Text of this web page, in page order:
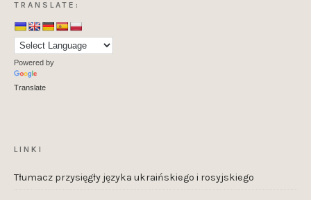
TRANSLATE:
Powered by
Translate
LINKI
Tłumacz przysięgły języka ukraińskiego i rosyjskiego